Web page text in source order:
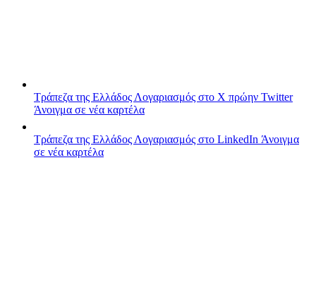
Τράπεζα της Ελλάδος Λογαριασμός στο X πρώην Twitter
Άνοιγμα σε νέα καρτέλα
Τράπεζα της Ελλάδος Λογαριασμός στο LinkedIn Άνοιγμα
σε νέα καρτέλα